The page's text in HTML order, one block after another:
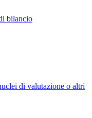
bilancio
di valutazione o altri